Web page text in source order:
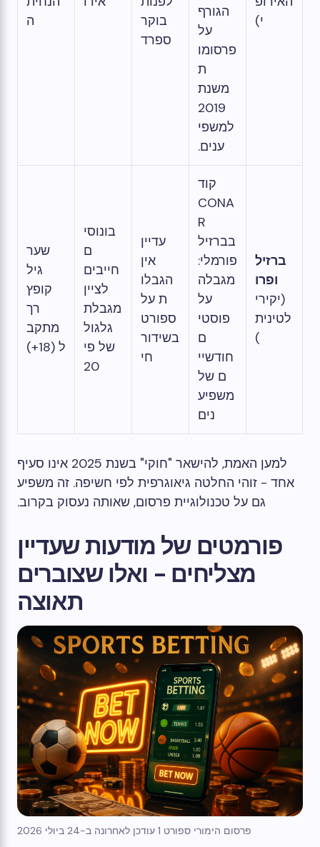
י)
הגורף
על
פרסומו
ת
משנת
2019
למשפי
ענים.
בוקר
ספרד
ה
ברזיל
ופרו
(יקירי
לטינית
)
קוד
CONA
R
בברזיל
פורמלי:
מגבלה
על
פוסטי
ם
חודשיי
ם של
משפיע
נים
עדיין
אין
הגבלו
ת על
ספורט
בשידור
חי
בונוסי
ם
חייבים
לציין
מגבלת
גלגול
של פי
20
שער
גיל
קופץ
רך
מתקב
ל (18+)
למען האמת, להישאר "חוקי" בשנת 2025 אינו סעיף
אחד - זוהי החלטה גיאוגרפית לפי חשיפה. זה משפיע
גם על טכנולוגיית פרסום, שאותה נעסוק בקרוב.
פורמטים של מודעות שעדיין
מצליחים - ואלו שצוברים
תאוצה
פרסום הימורי ספורט 1 עודכן לאחרונה ב-24 ביולי 2026